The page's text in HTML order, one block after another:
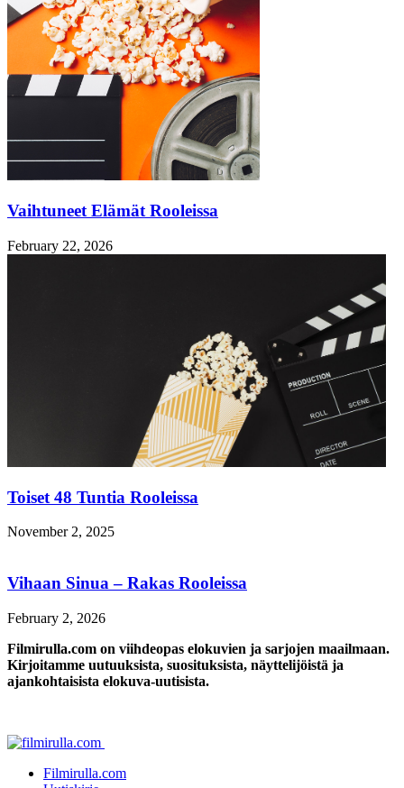
Vaihtuneet Elämät Rooleissa
February 22, 2026
Toiset 48 Tuntia Rooleissa
November 2, 2025
Vihaan Sinua – Rakas Rooleissa
February 2, 2026
Filmirulla.com on viihdeopas elokuvien ja sarjojen maailmaan.
Kirjoitamme uutuuksista, suosituksista, näyttelijöistä ja
ajankohtaisista elokuva-uutisista.
Filmirulla.com